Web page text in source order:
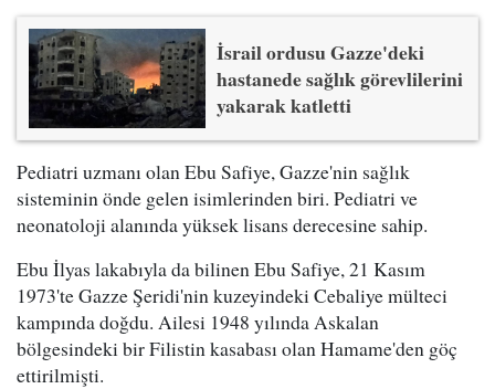
İsrail ordusu Gazze'deki
hastanede sağlık görevlilerini
yakarak katletti
Pediatri uzmanı olan Ebu Safiye, Gazze'nin sağlık
sisteminin önde gelen isimlerinden biri. Pediatri ve
neonatoloji alanında yüksek lisans derecesine sahip.
Ebu İlyas lakabıyla da bilinen Ebu Safiye, 21 Kasım
1973'te Gazze Şeridi'nin kuzeyindeki Cebaliye mülteci
kampında doğdu. Ailesi 1948 yılında Askalan
bölgesindeki bir Filistin kasabası olan Hamame'den göç
ettirilmişti.